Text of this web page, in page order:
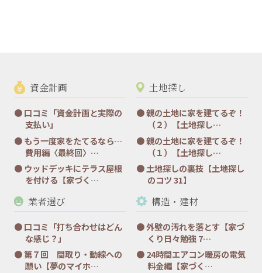
資金計画
口コミ「資金計画と実際の
支払い」
もう一度家をたてるなら…
費用編〈最終回〉…
ウッドデッキにテラス屋根
を付ける【家づく…
土地探し
親の土地に家を建てるぞ！
（２）【土地探し…
親の土地に家を建てるぞ！
（１）【土地探し…
土地探しの裏技【土地探し
のコツ 31】
業者選び
口コミ「打ち合わせはどん
な感じ？」
第７回 間取り・動線への
願い【夢のマイホ…
構造・建材
外壁の汚れを落とす【家づ
くり日々勉強 7…
24時間エアコン暖房の電気
料金編【家づく…